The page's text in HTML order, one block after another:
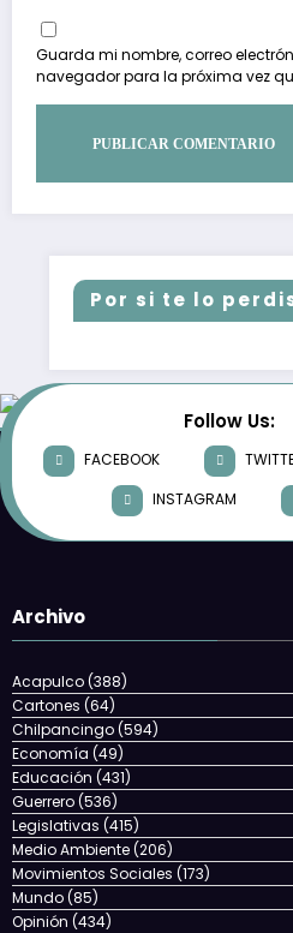
Guarda mi nombre, correo
navegador para la próxima vez
Por si te lo
Follow Us:
FACEBOOK
INSTAGRAM
Archivo
Acapulco(388)
Cartones (64)
Chilpancingo(594)
Economía (49)
Educación (431)
Guerrero(536)
Legislativas (415)
Medio Ambiente(206)
Movimientos Sociales (173)
Mundo(85)
Opinión (434)